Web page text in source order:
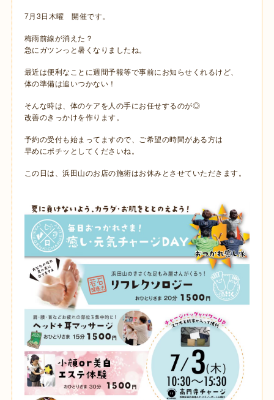
7月3日木曜 開催です。
梅雨前線が消えた？
急にガツンっと暑くなりましたね。
最近は便利なことに週間予報等で事前にお知らせくれるけど、
体の準備は追いつかない！
そんな時は、体のケアを人の手にお任せするのが◎
改善のきっかけを作ります。
予約の受付も始まってますので、ご希望の時間がある方は
早めにポチッとしてくださいね。
この日は、浜田山のお店の施術はお休みとさせていただきます。